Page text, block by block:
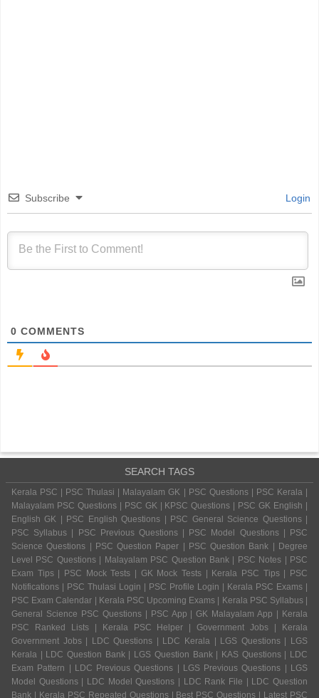
Subscribe Login
0 COMMENTS
SEARCH TAGS
Kerala PSC | PSC Thulasi | Malayalam GK | PSC Questions | PSC Kerala |
Malayalam PSC Questions | PSC GK | KPSC Questions | PSC GK English |
English GK | PSC English Questions | PSC General Science Questions |
PSC Syllabus | PSC Previous Questions | PSC Model Questions | PSC
Science Questions | PSC Question Paper | PSC Question Bank | Degree
Level PSC Questions | Malayalam PSC Question Bank | PSC Notes | PSC
Exam Tips | PSC Mock Tests | GK Mock Tests | Kerala PSC Tips | PSC
Notifications | PSC Thulasi Login | PSC Profile Login | Kerala PSC Exams |
PSC Exam Calendar | Kerala PSC Upcoming Exams | Kerala PSC Syllabus |
General Science PSC Questions | PSC App | GK Malayalam App | Kerala
PSC Ranked Lists | Kerala PSC Helper | Government Jobs | Kerala
Government Jobs | LDC Questions | LDC Kerala | LGS Questions | LGS
Kerala | LDC Question Bank | LGS Question Bank | KAS Questions | LDC
Exam Pattern | LDC Previous Questions | LGS Previous Questions | LGS
Model Questions | LDC Model Questions | LDC Rank File | LDC Question
Bank | Kerala PSC Repeated Questions | Best PSC Questions | Latest PSC